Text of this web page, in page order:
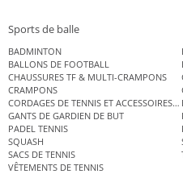
Sports de balle
BADMINTON
BALLONS DE FOOTBALL
CHAUSSURES TF & MULTI-CRAMPONS
CRAMPONS
CORDAGES DE TENNIS ET ACCESSOIRES
GANTS DE GARDIEN DE BUT
PADEL TENNIS
SQUASH
SACS DE TENNIS
VÊTEMENTS DE TENNIS